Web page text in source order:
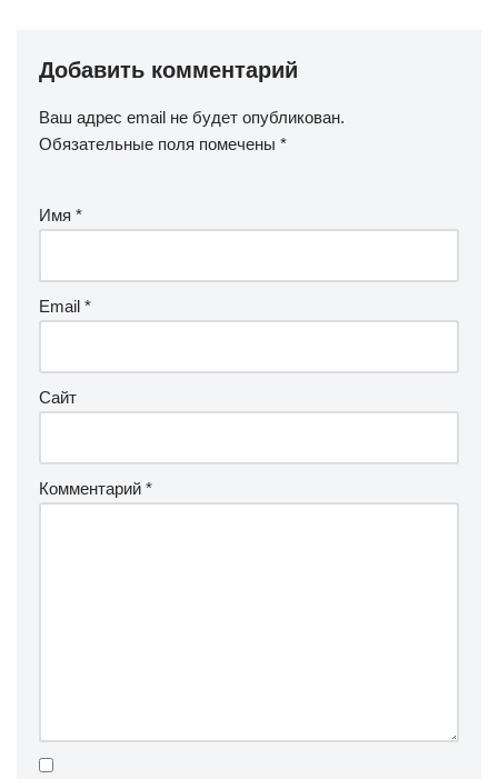
Добавить комментарий
Ваш адрес email не будет опубликован.
Обязательные поля помечены *
Имя *
Email *
Сайт
Комментарий *